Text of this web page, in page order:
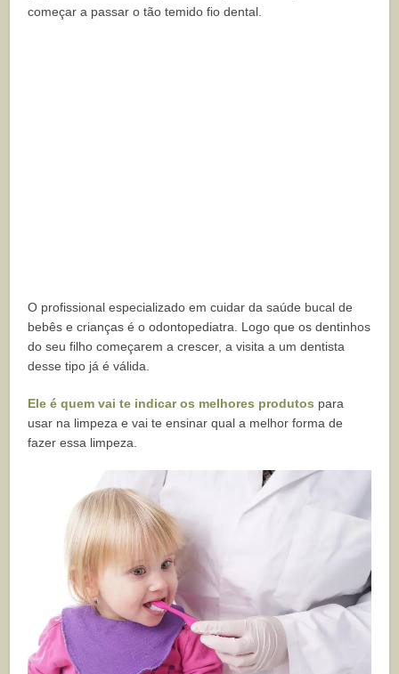
começar a passar o tão temido fio dental.
O profissional especializado em cuidar da saúde bucal de
bebês e crianças é o odontopediatra. Logo que os dentinhos
do seu filho começarem a crescer, a visita a um dentista
desse tipo já é válida.
Ele é quem vai te indicar os melhores produtos para
usar na limpeza e vai te ensinar qual a melhor forma de
fazer essa limpeza.